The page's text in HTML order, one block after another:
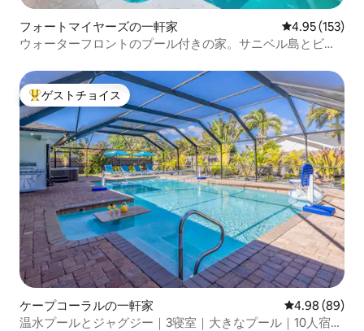
フォートマイヤーズの一軒家 レビュー153
4.95 (153)
ウォーターフロントのプール付きの家。サニベル島とビー
大好評のゲストチョイスです。
ゲストチョイス
ケープコーラルの一軒家 レビュー89件
4.98 (89)
温水プールとジャグジー｜3寝室｜大きなプール｜10人宿泊